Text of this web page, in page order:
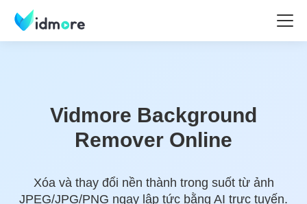
Vidmore Background
Remover Online
Xóa và thay đổi nền thành trong suốt từ ảnh
JPEG/JPG/PNG ngay lập tức bằng AI trực tuyến.